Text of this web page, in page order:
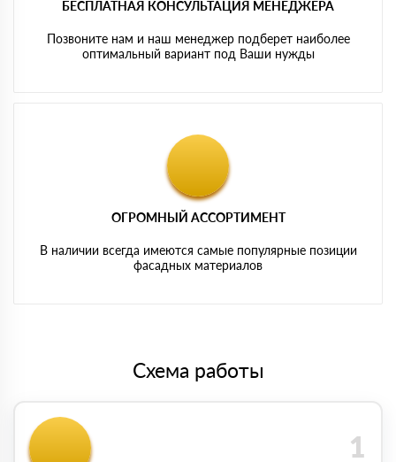
БЕСПЛАТНАЯ КОНСУЛЬТАЦИЯ МЕНЕДЖЕРА
Позвоните нам и наш менеджер подберет наиболее
оптимальный вариант под Ваши нужды
ОГРОМНЫЙ АССОРТИМЕНТ
В наличии всегда имеются самые популярные позиции
фасадных материалов
Схема работы